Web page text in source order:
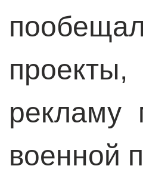
рекламу
военной